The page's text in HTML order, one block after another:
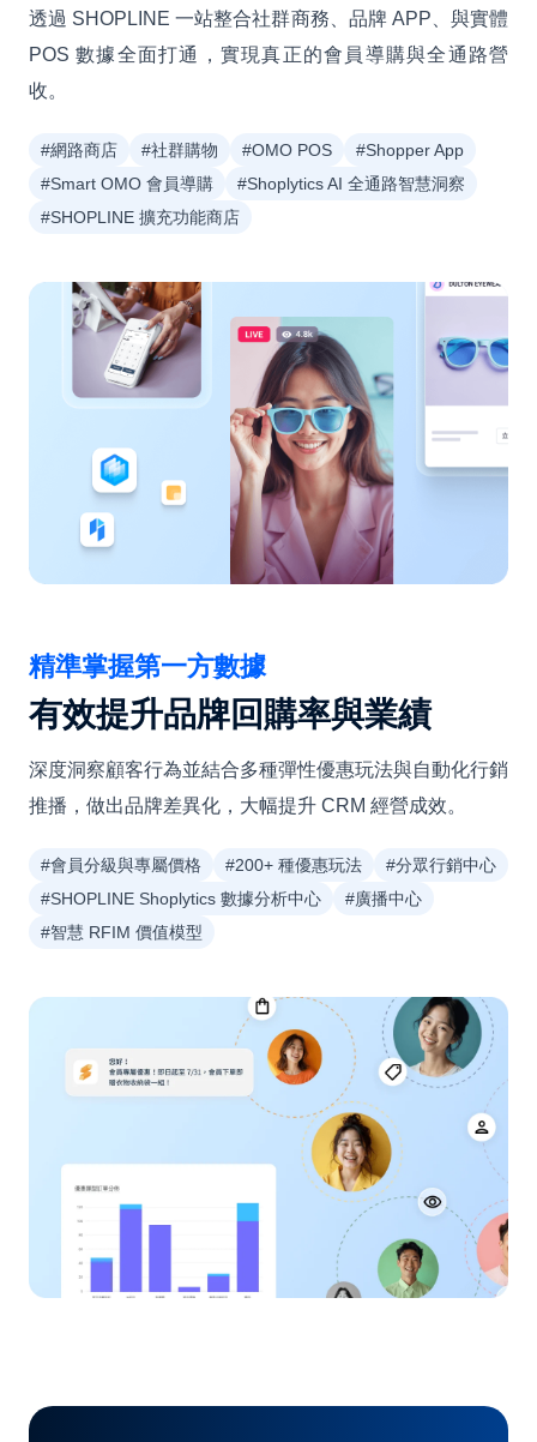
透過 SHOPLINE 一站整合社群商務、品牌 APP、與實體
POS 數據全面打通，實現真正的會員導購與全通路營
收。
#網路商店 #社群購物 #OMO POS
#Shopper App
#Smart OMO 會員導購
#Shoplytics AI 全通路智慧洞察
#SHOPLINE 擴充功能商店
精準掌握第一方數據
有效提升品牌回購率與業績
深度洞察顧客行為並結合多種彈性優惠玩法與自動化行銷
推播，做出品牌差異化，大幅提升 CRM 經營成效。
#會員分級與專屬價格 #200+ 種優惠玩法
#分眾行銷中心
#SHOPLINE Shoplytics 數據分析中心
#廣播中心
#智慧 RFIM 價值模型